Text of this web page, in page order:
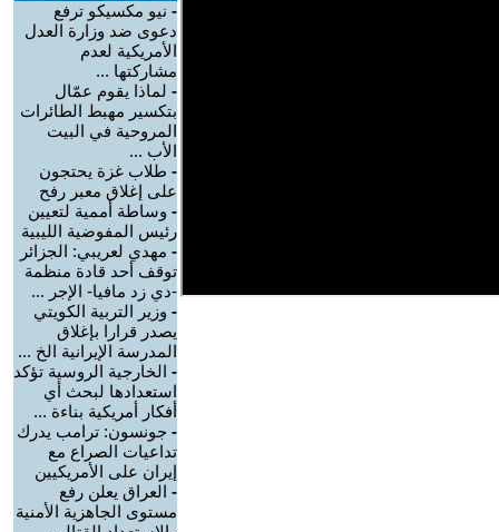
- نيو مكسيكو ترفع
دعوى ضد وزارة العدل
الأمريكية لعدم
مشاركتها ...
- لماذا يقوم عمّال
بتكسير مهبط الطائرات
المروحية في البيت
الأب ...
- طلاب غزة يحتجون
على إغلاق معبر رفح
- وساطة أممية لتعيين
رئيس المفوضية الليبية
- مهدي لعريبي: الجزائر
توقف أحد قادة منظمة
-دي زد مافيا- الإجر ...
- وزير التربية الكويتي
يصدر قرارا بإغلاق
المدرسة الإيرانية الخ ...
- الخارجية الروسية تؤكد
استعدادها لبحث أي
أفكار أمريكية بناءة ...
- جونسون: ترامب يدرك
تداعيات الصراع مع
إيران على الأمريكيين
- العراق يعلن رفع
مستوى الجاهزية الأمنية